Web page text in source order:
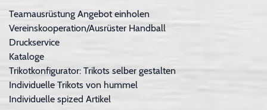
Teamausrüstung Angebot einholen
Vereinskooperation/Ausrüster Handball
Druckservice
Kataloge
Trikotkonfigurator: Trikots selber gestalten
Individuelle Trikots von hummel
Individuelle spized Artikel